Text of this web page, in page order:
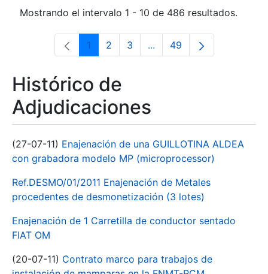
Mostrando el intervalo 1 - 10 de 486 resultados.
Página
1 Página
2 Página
3 ...Páginas intermedias Use
Página
49
Histórico de
Adjudicaciones
(27-07-11) Enajenación de una GUILLOTINA ALDEA
con grabadora modelo MP (microprocessor)
Ref.DESMO/01/2011 Enajenación de Metales
procedentes de desmonetización (3 lotes)
Enajenación de 1 Carretilla de conductor sentado
FIAT OM
(20-07-11) Contrato marco para trabajos de